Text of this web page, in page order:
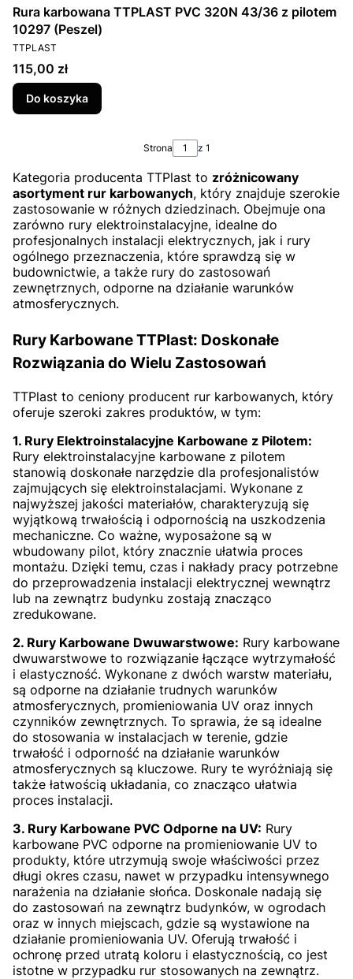
Rura karbowana TTPLAST PVC 320N 43/36 z pilotem
10297 (Peszel)
PRODUCENT
TTPLAST
Cena
115,00 zł
Do koszyka
Strona z 1
Kategoria producenta TTPlast to zróżnicowany
asortyment rur karbowanych, który znajduje szerokie
zastosowanie w różnych dziedzinach. Obejmuje ona
zarówno rury elektroinstalacyjne, idealne do
profesjonalnych instalacji elektrycznych, jak i rury
ogólnego przeznaczenia, które sprawdzą się w
budownictwie, a także rury do zastosowań
zewnętrznych, odporne na działanie warunków
atmosferycznych.
Rury Karbowane TTPlast: Doskonałe
Rozwiązania do Wielu Zastosowań
TTPlast to ceniony producent rur karbowanych, który
oferuje szeroki zakres produktów, w tym:
1. Rury Elektroinstalacyjne Karbowane z Pilotem:
Rury elektroinstalacyjne karbowane z pilotem
stanowią doskonałe narzędzie dla profesjonalistów
zajmujących się elektroinstalacjami. Wykonane z
najwyższej jakości materiałów, charakteryzują się
wyjątkową trwałością i odpornością na uszkodzenia
mechaniczne. Co ważne, wyposażone są w
wbudowany pilot, który znacznie ułatwia proces
montażu. Dzięki temu, czas i nakłady pracy potrzebne
do przeprowadzenia instalacji elektrycznej wewnątrz
lub na zewnątrz budynku zostają znacząco
zredukowane.
2. Rury Karbowane Dwuwarstwowe: Rury karbowane
dwuwarstwowe to rozwiązanie łączące wytrzymałość
i elastyczność. Wykonane z dwóch warstw materiału,
są odporne na działanie trudnych warunków
atmosferycznych, promieniowania UV oraz innych
czynników zewnętrznych. To sprawia, że są idealne
do stosowania w instalacjach w terenie, gdzie
trwałość i odporność na działanie warunków
atmosferycznych są kluczowe. Rury te wyróżniają się
także łatwością układania, co znacząco ułatwia
proces instalacji.
3. Rury Karbowane PVC Odporne na UV: Rury
karbowane PVC odporne na promieniowanie UV to
produkty, które utrzymują swoje właściwości przez
długi okres czasu, nawet w przypadku intensywnego
narażenia na działanie słońca. Doskonale nadają się
do zastosowań na zewnątrz budynków, w ogrodach
oraz w innych miejscach, gdzie są wystawione na
działanie promieniowania UV. Oferują trwałość i
ochronę przed utratą koloru i elastycznością, co jest
istotne w przypadku rur stosowanych na zewnątrz.